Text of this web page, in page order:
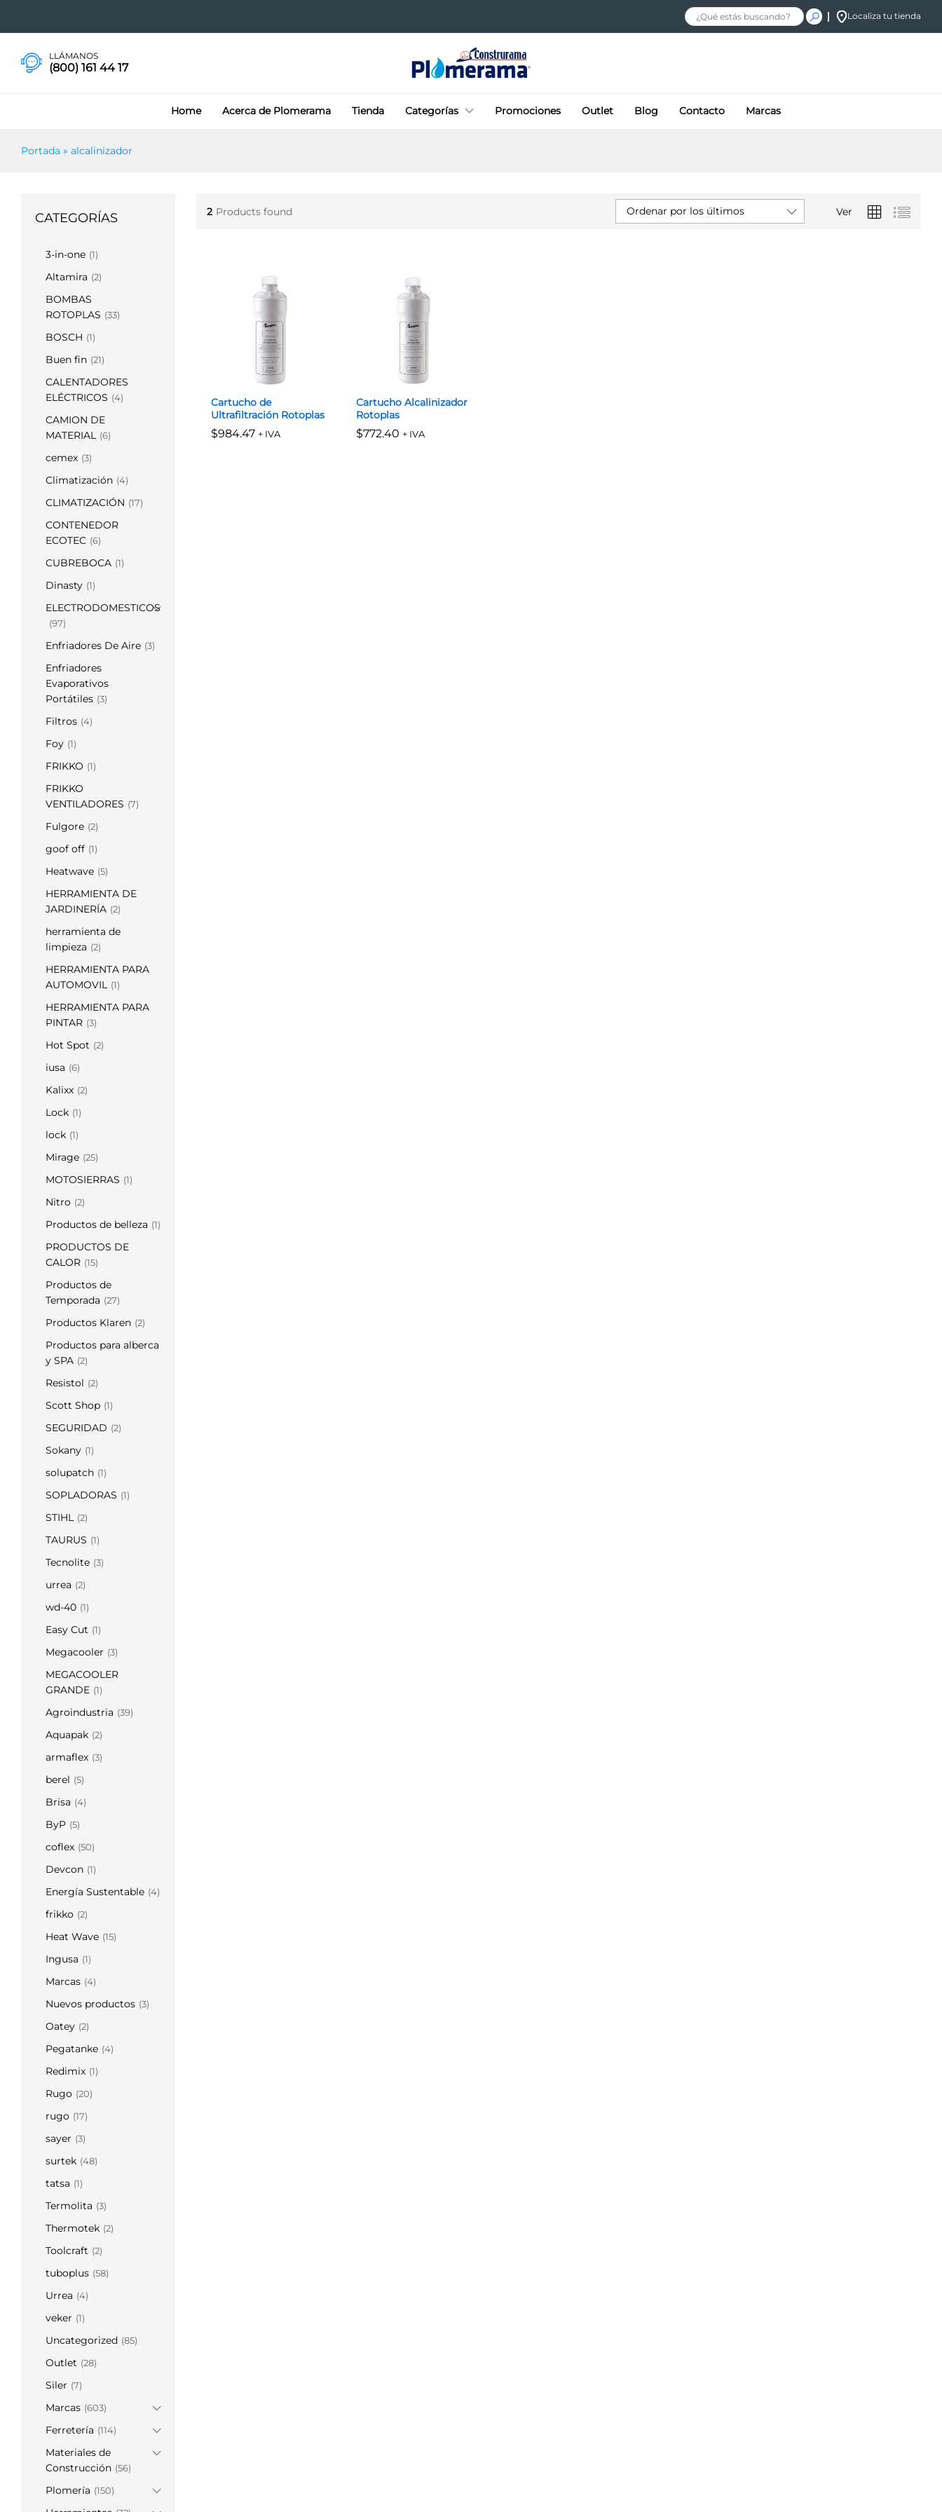
Localiza tu tienda
LLÁMANOS
(800) 161 44 17
Home Acerca de Plomerama Tienda Categorías Promociones Outlet Blog Contacto Marcas
Portada » alcalinizador
2 Products found Ver
Ordenar por los últimos
Cartucho de
Ultrafiltración Rotoplas
$984.47 + IVA
$984.47
Cartucho Alcalinizador
Rotoplas
$772.40 + IVA
$772.40
CATEGORÍAS
3-in-one (1)
Altamira (2)
BOMBAS
ROTOPLAS (33)
BOSCH (1)
Buen fin (21)
CALENTADORES
ELÉCTRICOS (4)
CAMION DE
MATERIAL (6)
cemex (3)
Climatización (4)
CLIMATIZACIÓN (17)
CONTENEDOR
ECOTEC (6)
CUBREBOCA (1)
Dinasty (1)
ELECTRODOMESTICOS
(97)
Enfriadores De Aire (3)
Enfriadores
Evaporativos
Portátiles (3)
Filtros (4)
Foy (1)
FRIKKO (1)
FRIKKO
VENTILADORES (7)
Fulgore (2)
goof off (1)
Heatwave (5)
HERRAMIENTA DE
JARDINERÍA (2)
herramienta de
limpieza (2)
HERRAMIENTA PARA
AUTOMOVIL (1)
HERRAMIENTA PARA
PINTAR (3)
Hot Spot (2)
iusa (6)
Kalixx (2)
Lock (1)
lock (1)
Mirage (25)
MOTOSIERRAS (1)
Nitro (2)
Productos de belleza (1)
PRODUCTOS DE
CALOR (15)
Productos de
Temporada (27)
Productos Klaren (2)
Productos para alberca
y SPA (2)
Resistol (2)
Scott Shop (1)
SEGURIDAD (2)
Sokany (1)
solupatch (1)
SOPLADORAS (1)
STIHL (2)
TAURUS (1)
Tecnolite (3)
urrea (2)
wd-40 (1)
Easy Cut (1)
Megacooler (3)
MEGACOOLER
GRANDE (1)
Agroindustria (39)
Aquapak (2)
armaflex (3)
berel (5)
Brisa (4)
ByP (5)
coflex (50)
Devcon (1)
Energía Sustentable (4)
frikko (2)
Heat Wave (15)
Ingusa (1)
Marcas (4)
Nuevos productos (3)
Oatey (2)
Pegatanke (4)
Redimix (1)
Rugo (20)
rugo (17)
sayer (3)
surtek (48)
tatsa (1)
Termolita (3)
Thermotek (2)
Toolcraft (2)
tuboplus (58)
Urrea (4)
veker (1)
Uncategorized (85)
Outlet (28)
Siler (7)
Marcas (603)
Ferretería (114)
Materiales de
Construcción (56)
Plomería (150)